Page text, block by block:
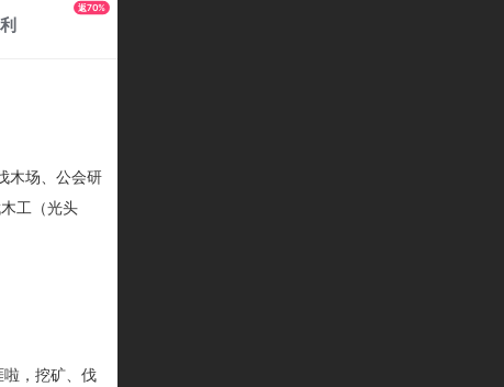
返70%
木场、公会研
工（光头
啦，挖矿、伐